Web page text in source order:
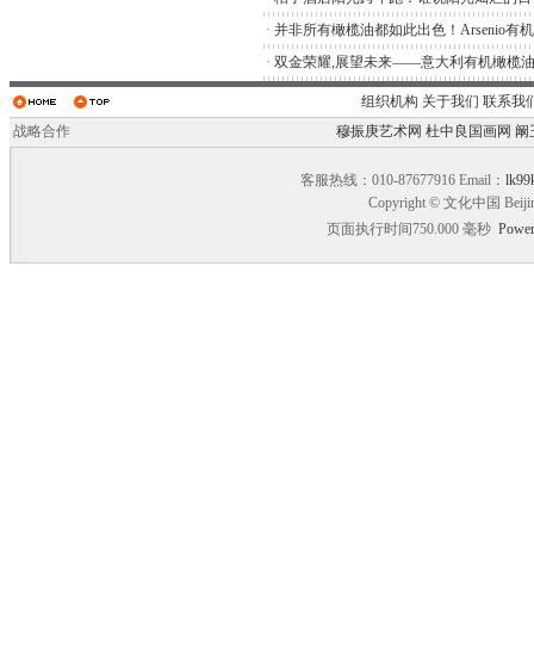
· 并非所有橄榄油都如此出色！Arsenio有
· 双金荣耀,展望未来——意大利有机橄榄
组织机构 关于我们 联系我
战略合作
穆振庚艺术网 杜中良国画网 阚
客服热线：010-87677916 Email：
Copyright © 文化中国
页面执行时间750.000 毫秒